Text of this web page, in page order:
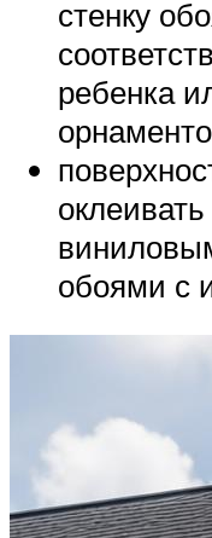
стенку
ребенка
обоями с